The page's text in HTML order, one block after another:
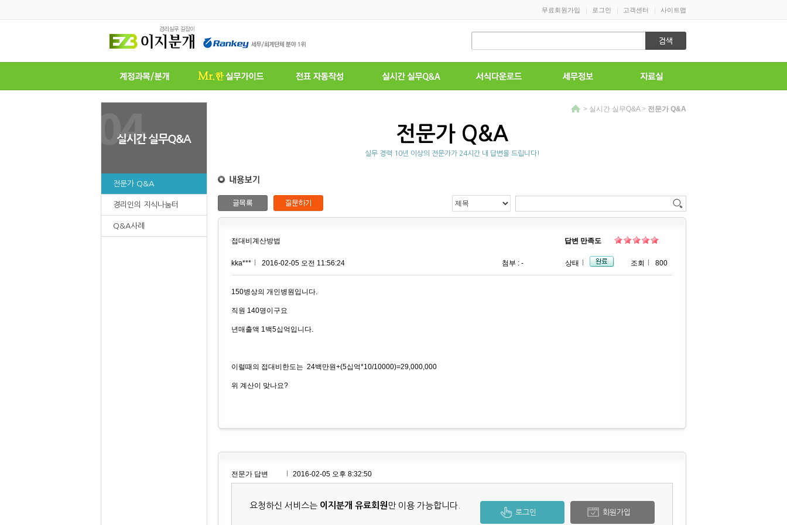
무료회원가입 로그인 고객센터 사이트맵
전문가 Q&A
경리인의 지식나눔터
Q&A사례
> 실시간 실무Q&A> 전문가 Q&A
전문가 Q&A
실무 경력 10년 이상의 전문가가 24시간 내 답변을 드립니다!
접대비계산방법 답변 만족도
kka*** 2016-02-05 오전 11:56:24 첨부 : - 상태 조회 800
150병상의 개인병원입니다.
직원 140명이구요
년매출액 1백5십억입니다.
이럴때의 접대비한도는 24백만원+(5십억*10/10000)=29,000,000
위 계산이 맞나요?
전문가 답변 2016-02-05 오후 8:32:50
요청하신 서비스는 이지분개 유료회원 만 이용 가능합니다.
회원가입
로그인